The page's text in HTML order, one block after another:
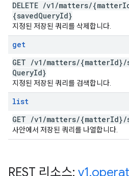
DELETE /v1 /matters/{matter
{savedQueryId}
지정된 저장된 쿼리를 삭제합니다.
get
GET /v1 /matters/{matterId}/
QueryId}
지정된 저장된 쿼리를 검색합니다.
list
GET /v1 /matters/{matterId}/
사안에서 저장된 쿼리를 나열합니다.
REST 리소스: v1.